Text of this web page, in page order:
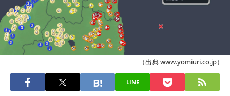
（出典 www.yomiuri.co.jp）
LINE